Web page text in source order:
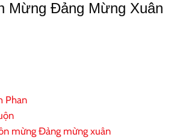
Mừng Đảng Mừng Xuân
Phan
mừng Đảng mừng xuân